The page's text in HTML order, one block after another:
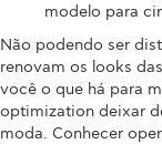
modelo para
Não podendo ser
renovam os looks
você o que há para
optimization deixar
moda. Conhecer